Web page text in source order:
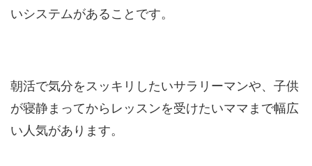
いシステムがあることです。
朝活で気分をスッキリしたいサラリーマンや、子供
が寝静まってからレッスンを受けたいママまで幅広
い人気があります。